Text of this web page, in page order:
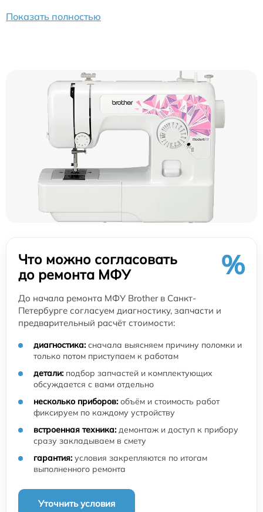
Показать полностью
Что можно согласовать
до ремонта МФУ
%
До начала ремонта МФУ Brother в Санкт-
Петербурге согласуем диагностику, запчасти и
предварительный расчёт стоимости:
диагностика: сначала выясняем причину поломки и
только потом приступаем к работам
детали: подбор запчастей и комплектующих
обсуждается с вами отдельно
несколько приборов: объём и стоимость работ
фиксируем по каждому устройству
встроенная техника: демонтаж и доступ к прибору
сразу закладываем в смету
гарантия: условия закрепляются по итогам
выполненного ремонта
Уточнить условия